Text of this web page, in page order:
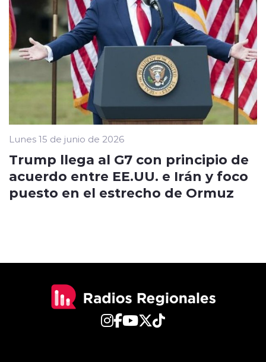
Lunes 15 de junio de 2026
Trump llega al G7 con principio de
acuerdo entre EE.UU. e Irán y foco
puesto en el estrecho de Ormuz